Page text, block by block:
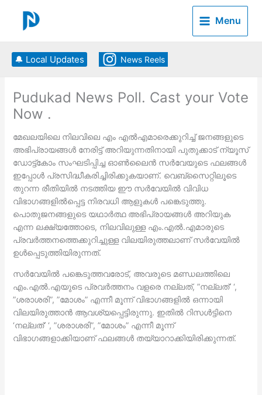
content
Menu
🔔 Local Updates News Reels
Pudukad News Poll. Cast your Vote
Now .
മേഖലയിലെ നിലവിലെ എം എല്‍എമാരെക്കുറിച്ച് ജനങ്ങളുടെ
അഭിപ്രായങ്ങള്‍ നേരിട്ട് അറിയുന്നതിനായി പുതുക്കാട് ന്യൂസ്
ഡോട്ട്കോം സംഘടിപ്പിച്ച ഓണ്‍ലൈന്‍ സര്‍വേയുടെ ഫലങ്ങള്‍
ഇപ്പോള്‍ പ്രസിദ്ധീകരിച്ചിരിക്കുകയാണ്. വെബ്‌സൈറ്റിലൂടെ
തുറന്ന രീതിയില്‍ നടത്തിയ ഈ സര്‍വേയില്‍ വിവിധ
വിഭാഗങ്ങളില്‍പ്പെട്ട നിരവധി ആളുകള്‍ പങ്കെടുത്തു.
പൊതുജനങ്ങളുടെ യഥാര്‍ത്ഥ അഭിപ്രായങ്ങള്‍ അറിയുക
എന്ന ലക്ഷ്യത്തോടെ, നിലവിലുള്ള എം.എല്‍.എമാരുടെ
പ്രവര്‍ത്തനത്തെക്കുറിച്ചുള്ള വിലയിരുത്തലാണ് സര്‍വേയില്‍
ഉള്‍പ്പെടുത്തിയിരുന്നത്.
സര്‍വേയില്‍ പങ്കെടുത്തവരോട്, അവരുടെ മണ്ഡലത്തിലെ
എം.എല്‍.എയുടെ പ്രവര്‍ത്തനം വളരെ നല്ലത്, ”നല്ലത്’ ‘,
”ശരാശരി”, ”മോശം” എന്നീ മൂന്ന് വിഭാഗങ്ങളില്‍ ഒന്നായി
വിലയിരുത്താന്‍ ആവശ്യപ്പെട്ടിരുന്നു. ഇതില്‍ റിസള്‍ട്ടിനെ
‘നല്ലത്’ ‘, ”ശരാശരി”, ”മോശം” എന്നീ മൂന്ന്
വിഭാഗങ്ങളാക്കിയാണ് ഫലങ്ങള്‍ തയ്യാറാക്കിയിരിക്കുന്നത്.